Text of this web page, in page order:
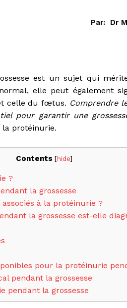
Par: Dr
est un sujet qui
elle peut également
celle du fœtus. Comprendre
pour garantir une
protéinurie.
Contents [hide]
?
la grossesse
à la protéinurie ?
la grossesse est-elle
pour la protéinurie
pendant la grossesse
pendant la grossesse